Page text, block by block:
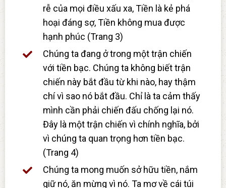
rễ của mọi điều xấu xa, Tiền là kẻ phá
hoại đáng sợ, Tiền không mua được
hạnh phúc (Trang 3)
Chúng ta đang ở trong một trận chiến
với tiền bạc. Chúng ta không biết trận
chiến này bắt đầu từ khi nào, hay thậm
chí vì sao nó bắt đầu. Chỉ là ta cảm thấy
mình cần phải chiến đấu chống lại nó.
Đây là một trận chiến vì chính nghĩa, bởi
vì chúng ta quan trọng hơn tiền bạc.
(Trang 4)
Chúng ta mong muốn sở hữu tiền, nắm
giữ nó, ăn mừng vì nó. Ta mơ về cái túi